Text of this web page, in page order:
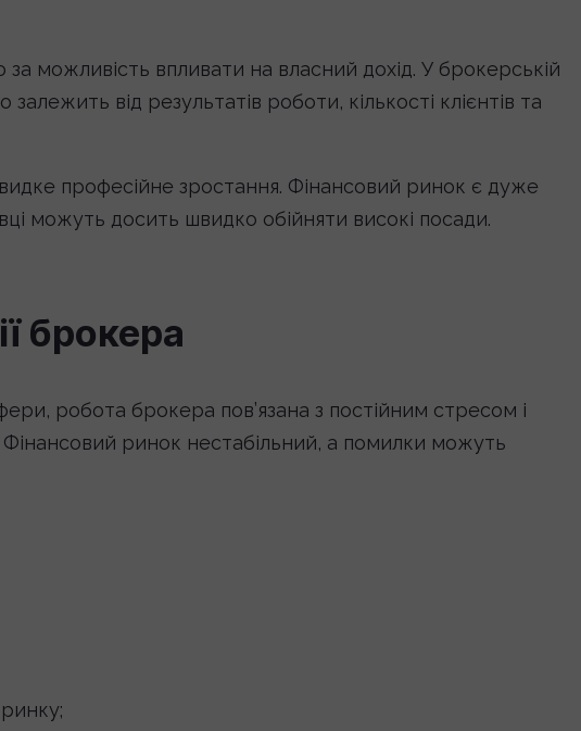
можливість впливати на власний дохід. У брокерській
від результатів роботи, кількості клієнтів та
професійне зростання. Фінансовий ринок є дуже
можуть досить швидко обійняти високі посади.
брокера
робота брокера пов’язана з постійним стресом і
ринок нестабільний, а помилки можуть